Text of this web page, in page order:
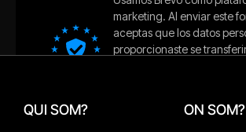
QUI SOM? ON SOM?